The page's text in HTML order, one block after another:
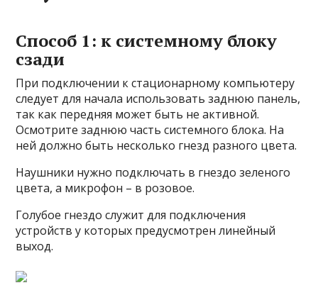
Способ 1: к системному блоку
сзади
При подключении к стационарному компьютеру
следует для начала использовать заднюю панель,
так как передняя может быть не активной.
Осмотрите заднюю часть системного блока. На
ней должно быть несколько гнезд разного цвета.
Наушники нужно подключать в гнездо зеленого
цвета, а микрофон – в розовое.
Голубое гнездо служит для подключения
устройств у которых предусмотрен линейный
выход.